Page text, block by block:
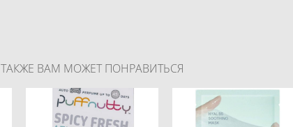
ТАКЖЕ ВАМ МОЖЕТ ПОНРАВИТЬСЯ